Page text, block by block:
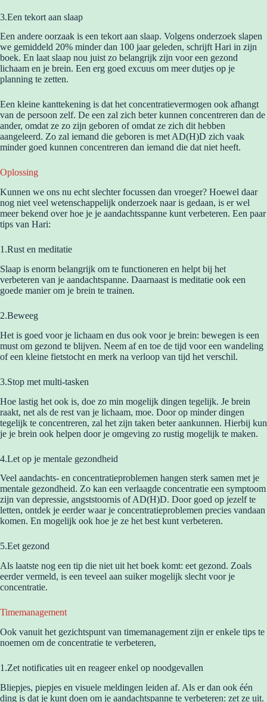
3.Een tekort aan slaap
Een andere oorzaak is een tekort aan slaap. Volgens onderzoek slapen
we gemiddeld 20% minder dan 100 jaar geleden, schrijft Hari in zijn
boek. En laat slaap nou juist zo belangrijk zijn voor een gezond
lichaam en je brein. Een erg goed excuus om meer dutjes op je
planning te zetten.
Een kleine kanttekening is dat het concentratievermogen ook afhangt
van de persoon zelf. De een zal zich beter kunnen concentreren dan de
ander, omdat ze zo zijn geboren of omdat ze zich dit hebben
aangeleerd. Zo zal iemand die geboren is met AD(H)D zich vaak
minder goed kunnen concentreren dan iemand die dat niet heeft.
Oplossing
Kunnen we ons nu echt slechter focussen dan vroeger? Hoewel daar
nog niet veel wetenschappelijk onderzoek naar is gedaan, is er wel
meer bekend over hoe je je aandachtsspanne kunt verbeteren. Een paar
tips van Hari:
1.Rust en meditatie
Slaap is enorm belangrijk om te functioneren en helpt bij het
verbeteren van je aandachtspanne. Daarnaast is meditatie ook een
goede manier om je brein te trainen.
2.Beweeg
Het is goed voor je lichaam en dus ook voor je brein: bewegen is een
must om gezond te blijven. Neem af en toe de tijd voor een wandeling
of een kleine fietstocht en merk na verloop van tijd het verschil.
3.Stop met multi-tasken
Hoe lastig het ook is, doe zo min mogelijk dingen tegelijk. Je brein
raakt, net als de rest van je lichaam, moe. Door op minder dingen
tegelijk te concentreren, zal het zijn taken beter aankunnen. Hierbij kun
je je brein ook helpen door je omgeving zo rustig mogelijk te maken.
4.Let op je mentale gezondheid
Veel aandachts- en concentratieproblemen hangen sterk samen met je
mentale gezondheid. Zo kan een verlaagde concentratie een symptoom
zijn van depressie, angststoornis of AD(H)D. Door goed op jezelf te
letten, ontdek je eerder waar je concentratieproblemen precies vandaan
komen. En mogelijk ook hoe je ze het best kunt verbeteren.
5.Eet gezond
Als laatste nog een tip die niet uit het boek komt: eet gezond. Zoals
eerder vermeld, is een teveel aan suiker mogelijk slecht voor je
concentratie.
Timemanagement
Ook vanuit het gezichtspunt van timemanagement zijn er enkele tips te
noemen om de concentratie te verbeteren,
1.Zet notificaties uit en reageer enkel op noodgevallen
Bliepjes, piepjes en visuele meldingen leiden af. Als er dan ook één
ding is dat je kunt doen om je aandachtspanne te verbeteren: zet ze uit.